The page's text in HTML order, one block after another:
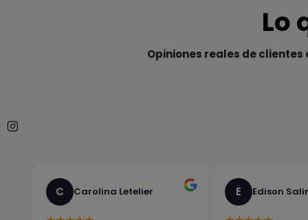
Lo
Opiniones reales de
C Carolina Letelier E Edison